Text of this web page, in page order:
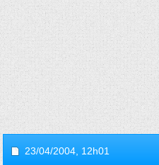
23/04/2004, 12h01